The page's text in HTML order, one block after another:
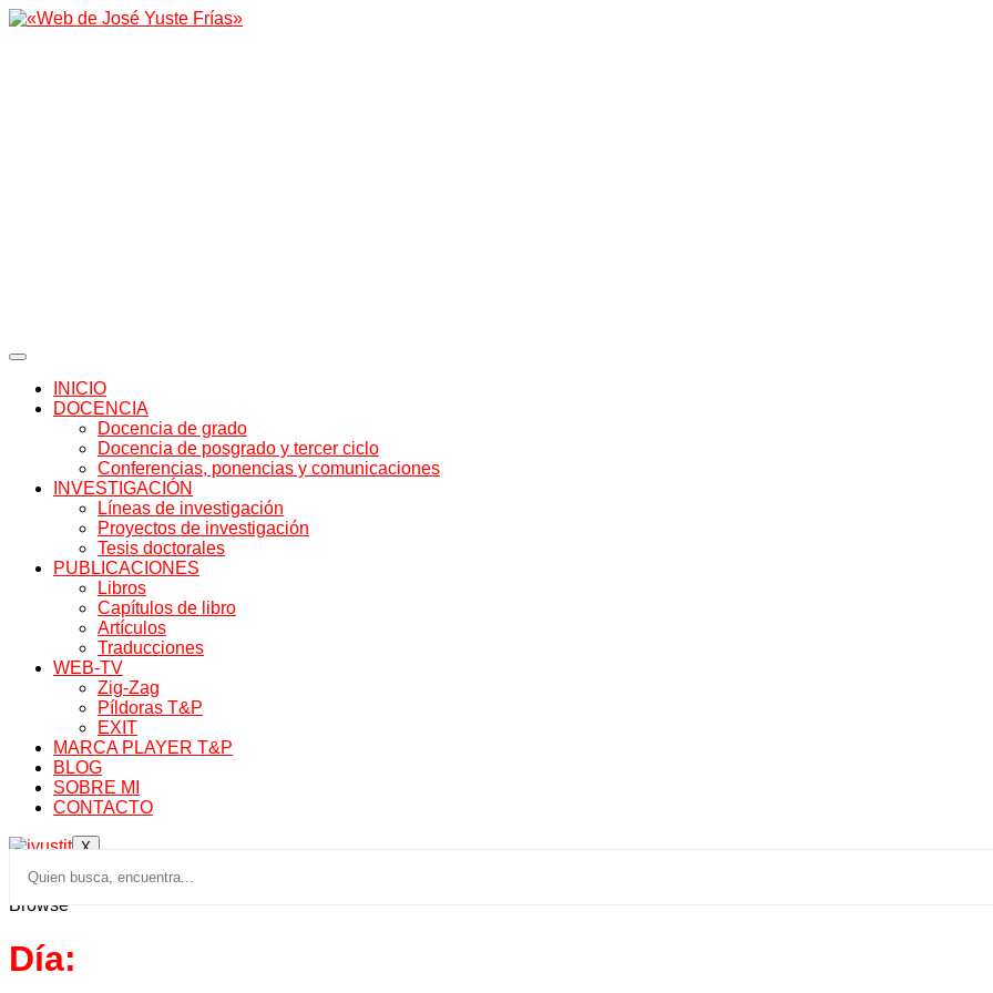
INICIO
DOCENCIA
Docencia de grado
Docencia de posgrado y tercer ciclo
Conferencias, ponencias y comunicaciones
INVESTIGACIÓN
Líneas de investigación
Proyectos de investigación
Tesis doctorales
PUBLICACIONES
Libros
Capítulos de libro
Artículos
Traducciones
WEB-TV
Zig-Zag
Píldoras T&P
EXIT
MARCA PLAYER T&P
BLOG
SOBRE MI
CONTACTO
X
Browse
Día: